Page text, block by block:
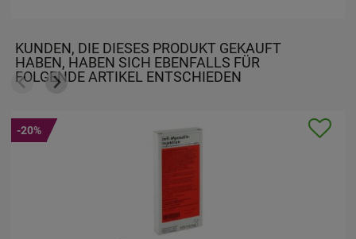
KUNDEN, DIE DIESES PRODUKT GEKAUFT
HABEN, HABEN SICH EBENFALLS FÜR
FOLGENDE ARTIKEL ENTSCHIEDEN
-30%